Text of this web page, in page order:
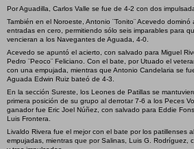
Por Aguadilla, Carlos Valle se fue de 4-2 con dos
También en el Noroeste, Antonio ¨Tonito¨ Acevedo
entradas en cero, permitiendo sólo seis imparables para
vencieran a los Navegantes de Aguada, 4-0.
Acevedo se apuntó el acierto, con salvado para Miguel
Pedro ¨Peoco¨ Feliciano. Con el bate, por Utuado el
con una empujada, mientras que Antonio Candelaria se
Aguada Edwin Ruiz bateó de 4-3.
En la sección Sureste, los Leones de Patillas se
primera posición de su grupo al derrotar 7-6 a los Peces
ganador fue Eric Joel Núñez, con salvado para Eddie
Luis Frontera.
Livaldo Rivera fue el mejor con el bate por los patillenses
empujadas, mientras que por Salinas, Luis G. Rodríguez,